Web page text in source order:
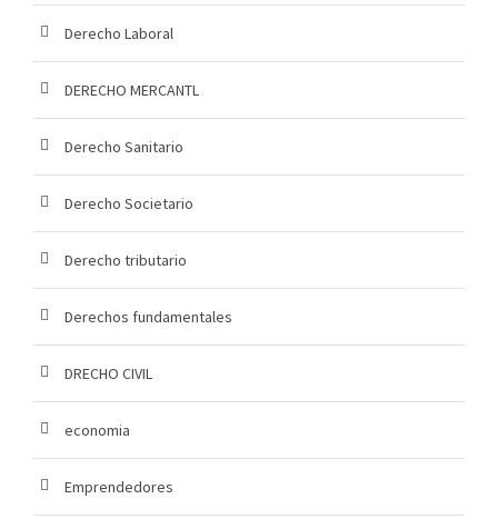
Derecho Laboral
DERECHO MERCANTL
Derecho Sanitario
Derecho Societario
Derecho tributario
Derechos fundamentales
DRECHO CIVIL
economia
Emprendedores